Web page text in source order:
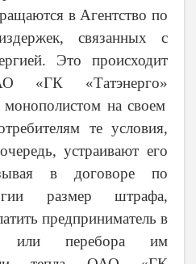
в Агентство по
связанных с
Это происходит
«ГК «Татэнерго»
монополистом на своем
те условия,
устраивают его
в договоре по
размер штрафа,
предприниматель в
или перебора им